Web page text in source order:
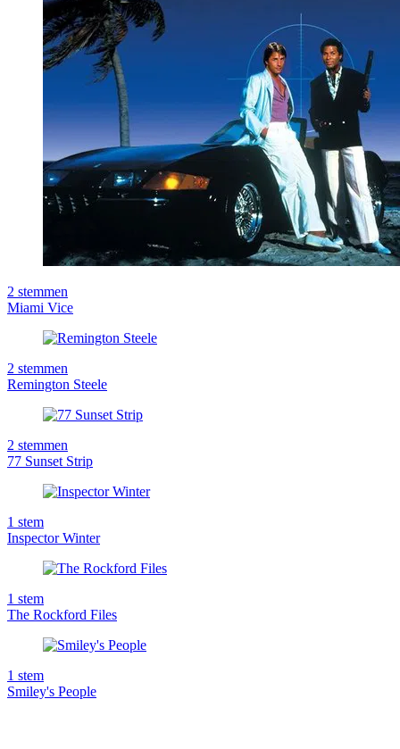
2 stemmen
Miami Vice
2 stemmen
Remington Steele
2 stemmen
77 Sunset Strip
1 stem
Inspector Winter
1 stem
The Rockford Files
1 stem
Smiley's People